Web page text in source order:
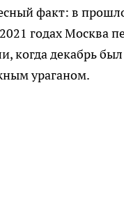
факт: в
годах Москва
когда декабрь
ураганом.